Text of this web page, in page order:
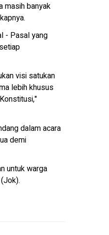
masih banyak
- Pasal yang
visi satukan
lebih khusus
dalam acara
demi
untuk warga